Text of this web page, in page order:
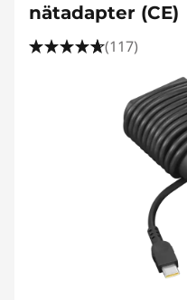
nätadapter (CE)
(117)